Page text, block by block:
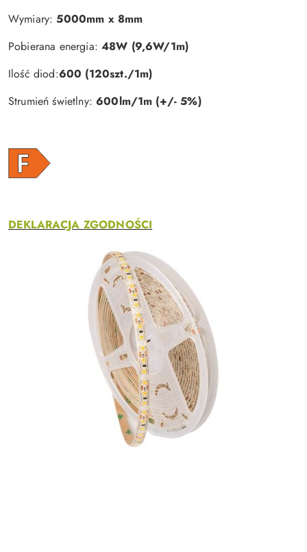
Wymiary:5000mm x 8mm
Pobierana energia:48W (9,6W/1m)
Ilość diod:600 (120szt./1m)
Strumień świetlny:600lm/1m (+/- 5%)
DEKLARACJA ZGODNOŚCI